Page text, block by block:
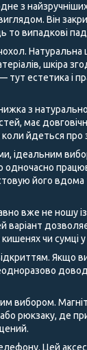
з
Він
випадкові
шкіра
естетика і
з
має
йдеться про
ідеальним
одночасно
його
вже не ношу
чи сумці
Якщо
вибором.
рюкзаку, де
Цей